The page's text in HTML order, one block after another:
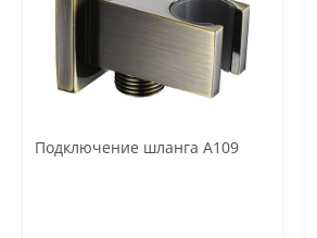
Подключение шланга A109